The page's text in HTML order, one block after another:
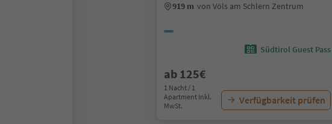
919 m von Völs am Schlern Zentrum
Südtirol Guest Pass
ab 125€
1 Nacht / 1
Apartment Inkl.
MwSt.
Verfügbarkeit prüfen